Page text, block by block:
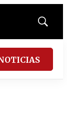
Mostrar